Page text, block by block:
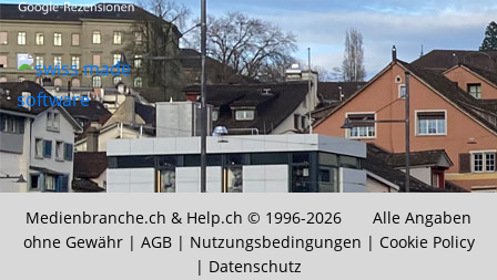
Medienbranche.ch & Help.ch © 1996-2026 Alle Angaben
ohne Gewähr | AGB| Nutzungsbedingungen | Cookie Policy
| Datenschutz